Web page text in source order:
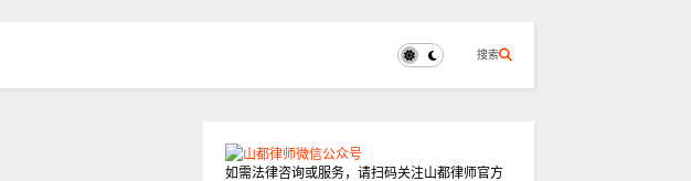
搜索
如需法律咨询或服务，请扫码关注山都律师官方